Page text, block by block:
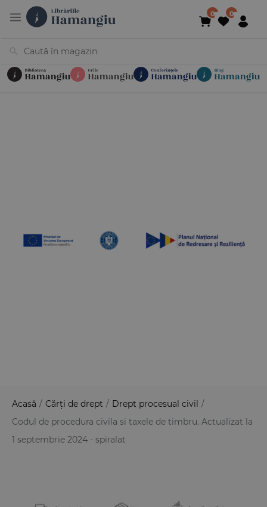
Acasă / Cărți de drept / Drept procesual civil /
Codul de procedura civila si taxele de timbru. Actualizat la
1 septembrie 2024 - spiralat